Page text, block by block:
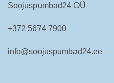
Soojuspumbad24 OÜ
+372 5674 7900
info@soojuspumbad24.ee